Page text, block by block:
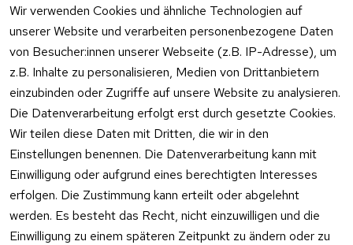
Wir verwenden Cookies und ähnliche Technologien auf
unserer Website und verarbeiten personenbezogene Daten
von Besucher:innen unserer Webseite (z.B. IP-Adresse), um
z.B. Inhalte zu personalisieren, Medien von Drittanbietern
einzubinden oder Zugriffe auf unsere Website zu analysieren.
Die Datenverarbeitung erfolgt erst durch gesetzte Cookies.
Wir teilen diese Daten mit Dritten, die wir in den
Einstellungen benennen. Die Datenverarbeitung kann mit
Einwilligung oder aufgrund eines berechtigten Interesses
erfolgen. Die Zustimmung kann erteilt oder abgelehnt
werden. Es besteht das Recht, nicht einzuwilligen und die
Einwilligung zu einem späteren Zeitpunkt zu ändern oder zu
nweis
Verpacku
ngshinwei
se
Altgeräte
-
Entsorgu
ng
Vertrag
widerrufen
17:00 Uhr
Telefon
Kundenservic
e:
Mo – Fr 11:00
– 15:00 Uhr
Versa
ndpa
rtner